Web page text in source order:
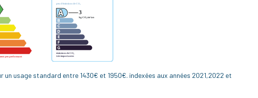
un usage standard entre 1430€ et 1950€. indexées aux années 2021,2022 et